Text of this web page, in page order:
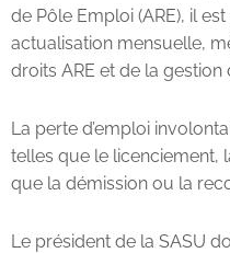
de Pôle Emploi (ARE), il
actualisation mensuelle,
droits ARE et de la gestion
La perte d’emploi
telles que le licenciement,
que la démission ou la
Le président de la SASU